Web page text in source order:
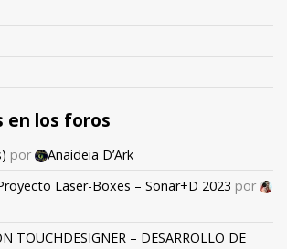
en los foros
por
Anaideia D’Ark
Laser-Boxes – Sonar+D 2023 por
TOUCHDESIGNER – DESARROLLO DE